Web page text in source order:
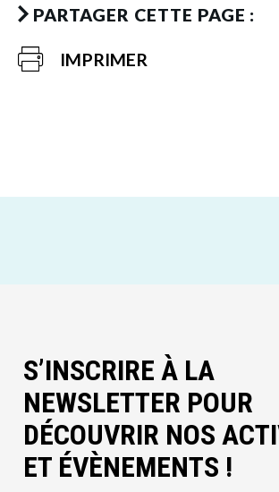
PARTAGER CETTE PAGE :
IMPRIMER
S’INSCRIRE À LA
NEWSLETTER POUR
DÉCOUVRIR NOS
ET ÉVÈNEMENTS !